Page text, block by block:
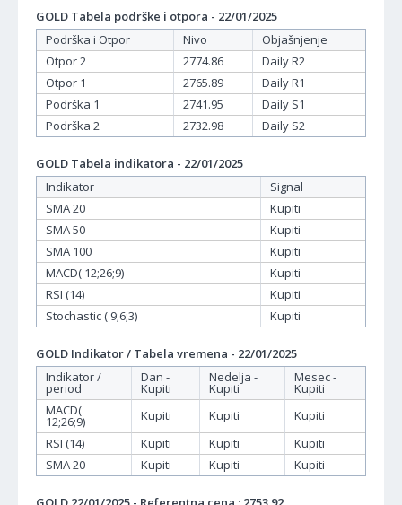
GOLD Tabela podrške i otpora - 22/01/2025
Podrška i Otpor
Nivo
Objašnjenje
Otpor 2
2774.86
Daily R2
Otpor 1
2765.89
Daily R1
Podrška 1
2741.95
Daily S1
Podrška 2
2732.98 Daily S2
GOLD Tabela indikatora - 22/01/2025
Indikator
Signal
SMA 20
Kupiti
SMA 50
Kupiti
SMA 100
Kupiti
MACD( 12;26;9)
Kupiti
RSI (14)
Kupiti
Stochastic ( 9;6;3)
Kupiti
GOLD Indikator / Tabela vremena - 22/01/2025
Indikator /
period
Dan -
Kupiti
Nedelja -
Kupiti
Mesec -
Kupiti
MACD(
12;26;9) Kupiti Kupiti
Kupiti
RSI (14)
Kupiti Kupiti
Kupiti
SMA 20
Kupiti Kupiti Kupiti